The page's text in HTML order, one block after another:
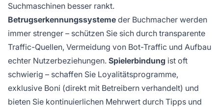
Suchmaschinen besser rankt.
Betrugserkennungssysteme der Buchmacher werden
immer strenger – schützen Sie sich durch transparente
Traffic-Quellen, Vermeidung von Bot-Traffic und Aufbau
echter Nutzerbeziehungen. Spielerbindung ist oft
schwierig – schaffen Sie Loyalitätsprogramme,
exklusive Boni (direkt mit Betreibern verhandelt) und
bieten Sie kontinuierlichen Mehrwert durch Tipps und